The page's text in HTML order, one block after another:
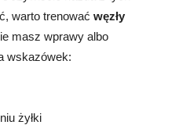
warto trenować węzły
masz wprawy albo
wskazówek:
żyłki